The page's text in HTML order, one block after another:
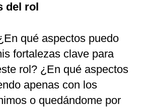
del rol
qué aspectos puedo
fortalezas clave para
rol? ¿En qué aspectos
apenas con los
o quedándome por